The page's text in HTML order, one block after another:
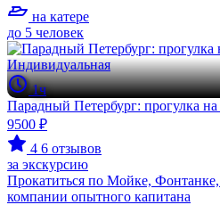
на катере
до 5 человек
Индивидуальная
1ч
Парадный Петербург: прогулка на
9500 ₽
4 6 отзывов
за экскурсию
Прокатиться по Мойке,
компании опытного капитана